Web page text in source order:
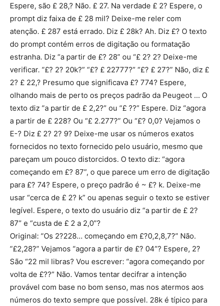
Espere, são £ 28,? Não. £ 27. Na verdade £ 2? Espere, o
prompt diz faixa de £ 28 mil? Deixe-me reler com
atenção. £ 287 está errado. Diz £ 28k? Ah. Diz £? O texto
do prompt contém erros de digitação ou formatação
estranha. Diz “a partir de £? 28” ou “£ 2? 2? Deixe-me
verificar. “£? 2? 20k?” “£? £ 22777?” “£? £ 27?” Não, diz £
2? £ 22,? Presumo que significava £? 774? Espere,
olhando mais de perto os preços padrão da Peugeot … O
texto diz “a partir de £ 2,2?” ou “£ ??” Espere. Diz “agora
a partir de £ 228? Ou “£ 2.277?” Ou “£? 0,0? Vejamos o
E-? Diz £ 2? 2? 9? Deixe-me usar os números exatos
fornecidos no texto fornecido pelo usuário, mesmo que
pareçam um pouco distorcidos. O texto diz: “agora
começando em £? 87”, o que parece um erro de digitação
para £? 74? Espere, o preço padrão é ~ £? k. Deixe-me
usar “cerca de £ 2? k” ou apenas seguir o texto se estiver
legível. Espere, o texto do usuário diz “a partir de £ 2?
87” e “custa de £ 2 a 2,0”?
Original: “Os 2?228… começando em £?0,2,8,7?” Não.
“£2,28?” Vejamos “agora a partir de £? 04”? Espere, 2?
São “22 mil libras? Vou escrever: “agora começando por
volta de £??” Não. Vamos tentar decifrar a intenção
provável com base no bom senso, mas nos atermos aos
números do texto sempre que possível. 28k é típico para